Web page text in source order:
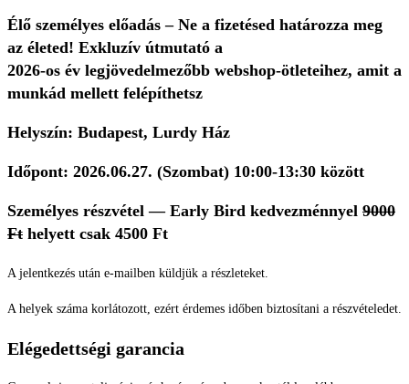
Élő személyes előadás – Ne a fizetésed határozza meg
az életed! Exkluzív útmutató a
2026-os év legjövedelmezőbb webshop-ötleteihez, amit a
munkád mellett felépíthetsz
Helyszín: Budapest, Lurdy Ház
Időpont: 2026.06.27. (Szombat) 10:00-13:30 között
Személyes részvétel — Early Bird kedvezménnyel 9000
Ft helyett csak 4500 Ft
A jelentkezés után e-mailben küldjük a részleteket.
A helyek száma korlátozott, ezért érdemes időben biztosítani a részvételedet.
Elégedettségi garancia